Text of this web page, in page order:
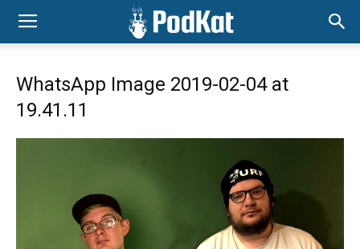
WhatsApp Image 2019-02-04 at
19.41.11